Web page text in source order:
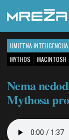
UMJETNA INTELIGENCIJA
MYTHOS
MACINTOSH
Nema
Mythosa